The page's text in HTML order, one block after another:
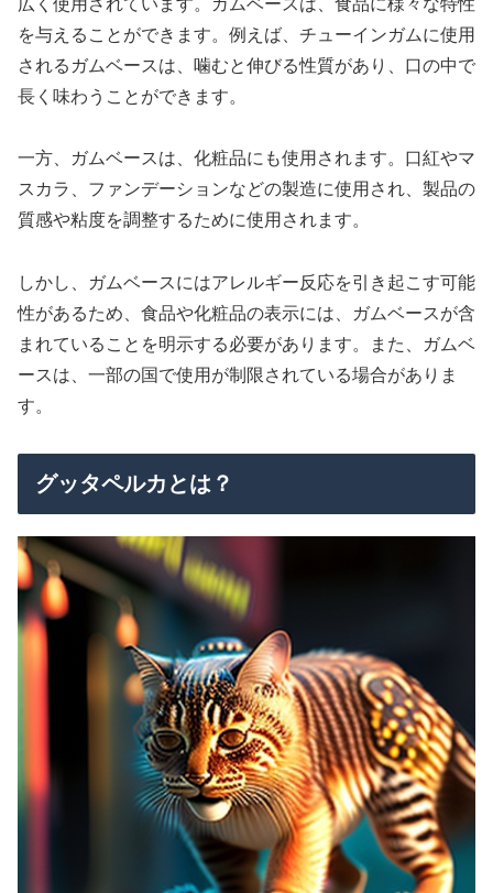
を与えることができます。例えば、チューインガムに使用
されるガムベースは、噛むと伸びる性質があり、口の中で
長く味わうことができます。
一方、ガムベースは、化粧品にも使用されます。口紅やマ
スカラ、ファンデーションなどの製造に使用され、製品の
質感や粘度を調整するために使用されます。
しかし、ガムベースにはアレルギー反応を引き起こす可能
性があるため、食品や化粧品の表示には、ガムベースが含
まれていることを明示する必要があります。また、ガムベ
ースは、一部の国で使用が制限されている場合がありま
す。
グッタペルカとは？